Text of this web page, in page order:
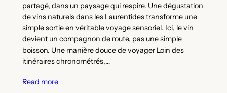
partagé, dans un paysage qui respire. Une dégustation
de vins naturels dans les Laurentides transforme une
simple sortie en véritable voyage sensoriel. Ici, le vin
devient un compagnon de route, pas une simple
boisson. Une manière douce de voyager Loin des
itinéraires chronométrés,…
Read more